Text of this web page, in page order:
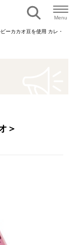
Menu
ーカカオ豆を使用 カレ・
＞